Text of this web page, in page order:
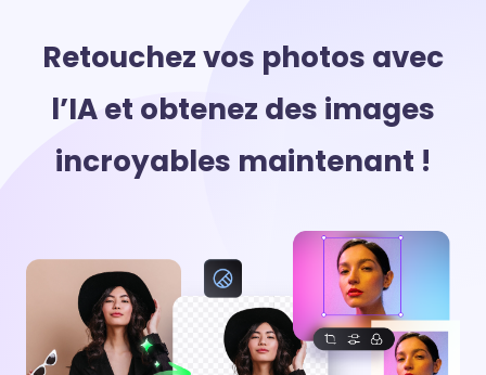
Retouchez vos photos avec
l’IA et obtenez des images
incroyables maintenant !